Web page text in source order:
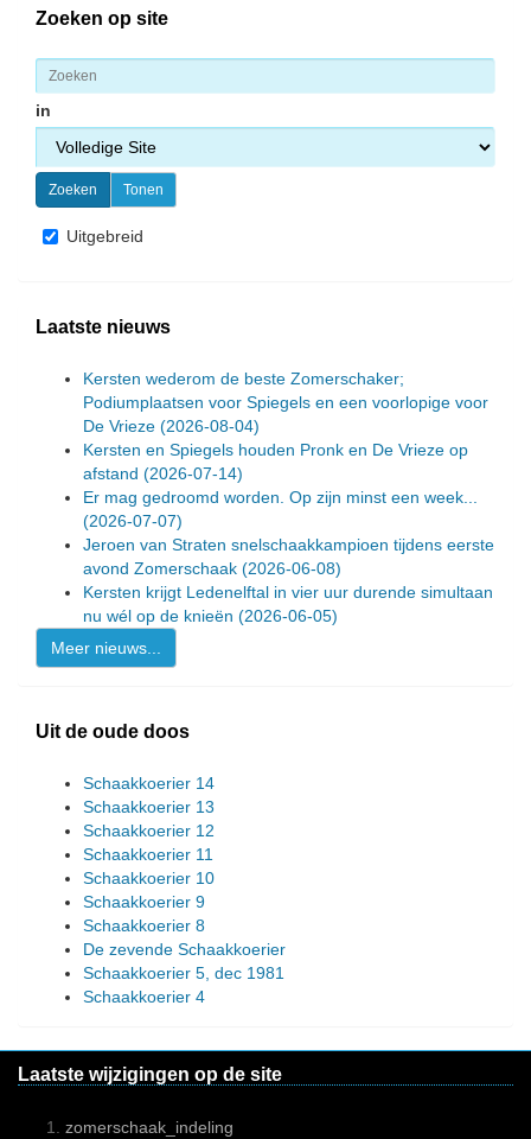
Zoeken op site
in
Uitgebreid
Laatste nieuws
Kersten wederom de beste Zomerschaker;
Podiumplaatsen voor Spiegels en een voorlopige voor
De Vrieze (2026-08-04)
Kersten en Spiegels houden Pronk en De Vrieze op
afstand (2026-07-14)
Er mag gedroomd worden. Op zijn minst een week...
(2026-07-07)
Jeroen van Straten snelschaakkampioen tijdens eerste
avond Zomerschaak (2026-06-08)
Kersten krijgt Ledenelftal in vier uur durende simultaan
nu wél op de knieën (2026-06-05)
Meer nieuws...
Uit de oude doos
Schaakkoerier 14
Schaakkoerier 13
Schaakkoerier 12
Schaakkoerier 11
Schaakkoerier 10
Schaakkoerier 9
Schaakkoerier 8
De zevende Schaakkoerier
Schaakkoerier 5, dec 1981
Schaakkoerier 4
Laatste wijzigingen op de site
zomerschaak_indeling